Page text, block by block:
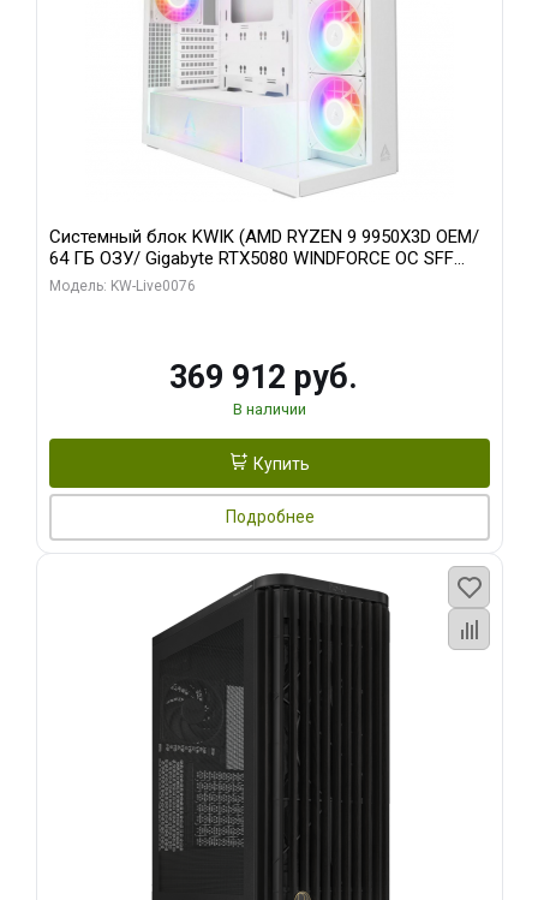
Системный блок KWIK (AMD RYZEN 9 9950X3D OEM/
64 ГБ ОЗУ/ Gigabyte RTX5080 WINDFORCE OC SFF
16GB GDDR7 256bit / 960 ГБ SSD)
Модель: KW-Live0076
369 912 руб.
В наличии
Купить
Подробнее